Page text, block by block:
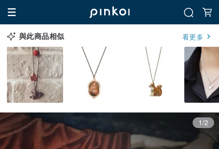
與此商品相似 看更多
1/2